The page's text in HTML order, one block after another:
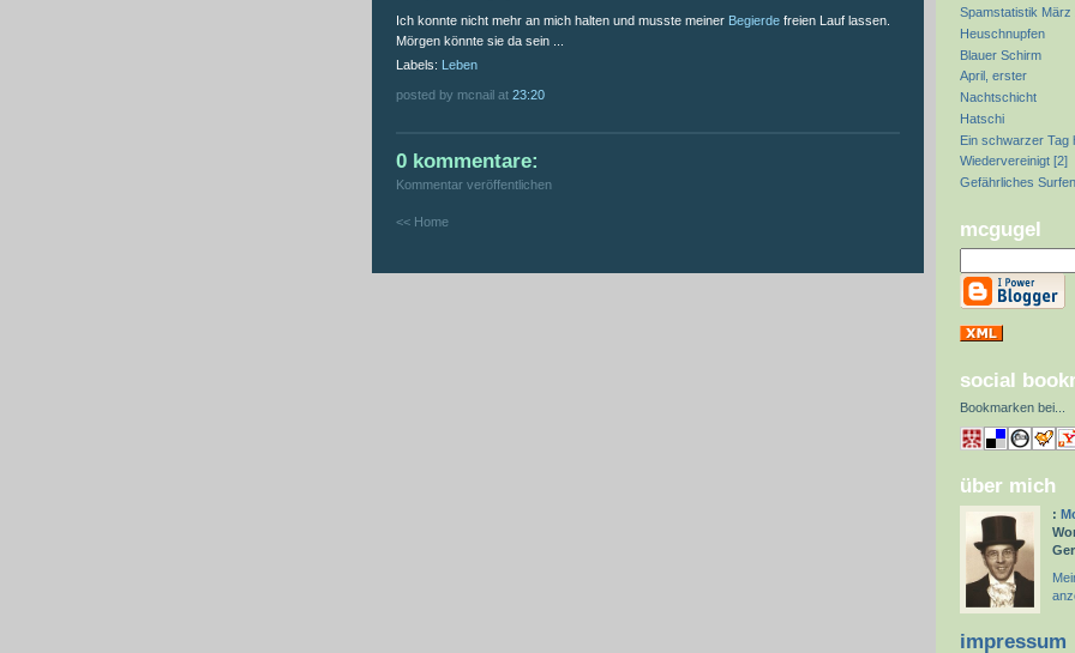
Ich konnte nicht mehr an mich halten und musste meiner Begierde freien Lauf lassen.
Mörgen könnte sie da sein ...
Labels: Leben
posted by mcnail at 23:20
0 kommentare:
Kommentar veröffentlichen
<< Home
Spamstatistik März
Heuschnupfen
Blauer Schirm
April, erster
Nachtschicht
Hatschi
Ein schwarzer Tag
Wiedervereinigt [2]
Gefährliches Surfen
mcgugel
social
Bookmarken bei
über mich
:
impressum